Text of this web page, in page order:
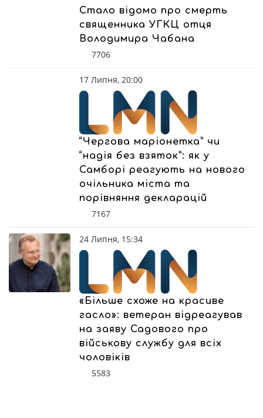
Стало відомо про смерть
священника УГКЦ отця
Володимира Чабана
7706
17 Липня, 20:00
“Чергова маріонетка” чи
“надія без взяток”: як у
Самборі реагують на нового
очільника міста та
порівняння декларацій
7167
24 Липня, 15:34
«Більше схоже на красиве
гасло»: ветеран відреагував
на заяву Садового про
військову службу для всіх
чоловіків
5583